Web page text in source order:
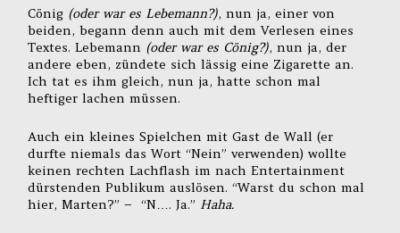
Cönig (oder war es Lebemann?), nun ja, einer von
beiden, begann denn auch mit dem Verlesen eines
Textes. Lebemann (oder war es Cönig?), nun ja, der
andere eben, zündete sich lässig eine Zigarette an.
Ich tat es ihm gleich, nun ja, hatte schon mal
heftiger lachen müssen.
Auch ein kleines Spielchen mit Gast de Wall (er
durfte niemals das Wort “Nein” verwenden) wollte
keinen rechten Lachflash im nach Entertainment
dürstenden Publikum auslösen. “Warst du schon mal
hier, Marten?” – “N…. Ja.” Haha.